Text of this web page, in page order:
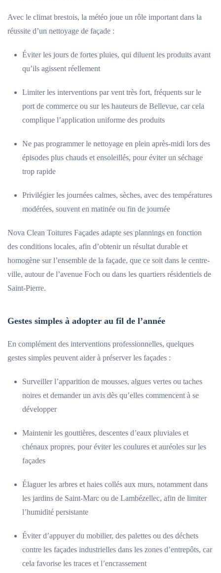
Avec le climat brestois, la météo joue un rôle important dans la
réussite d’un nettoyage de façade :
Éviter les jours de fortes pluies, qui diluent les produits avant
qu’ils agissent réellement
Limiter les interventions par vent très fort, fréquents sur le
port de commerce ou sur les hauteurs de Bellevue, car cela
complique l’application uniforme des produits
Ne pas programmer le nettoyage en plein après-midi lors des
épisodes plus chauds et ensoleillés, pour éviter un séchage
trop rapide
Privilégier les journées calmes, sèches, avec des températures
modérées, souvent en matinée ou fin de journée
Nova Clean Toitures Façades adapte ses plannings en fonction
des conditions locales, afin d’obtenir un résultat durable et
homogène sur l’ensemble de la façade, que ce soit dans le centre-
ville, autour de l’avenue Foch ou dans les quartiers résidentiels de
Saint-Pierre.
Gestes simples à adopter au fil de l’année
En complément des interventions professionnelles, quelques
gestes simples peuvent aider à préserver les façades :
Surveiller l’apparition de mousses, algues vertes ou taches
noires et demander un avis dès qu’elles commencent à se
développer
Maintenir les gouttières, descentes d’eaux pluviales et
chénaux propres, pour éviter les coulures et auréoles sur les
façades
Élaguer les arbres et haies collés aux murs, notamment dans
les jardins de Saint-Marc ou de Lambézellec, afin de limiter
l’humidité persistante
Éviter d’appuyer du mobilier, des palettes ou des déchets
contre les façades industrielles dans les zones d’entrepôts, car
cela favorise les traces et l’encrassement